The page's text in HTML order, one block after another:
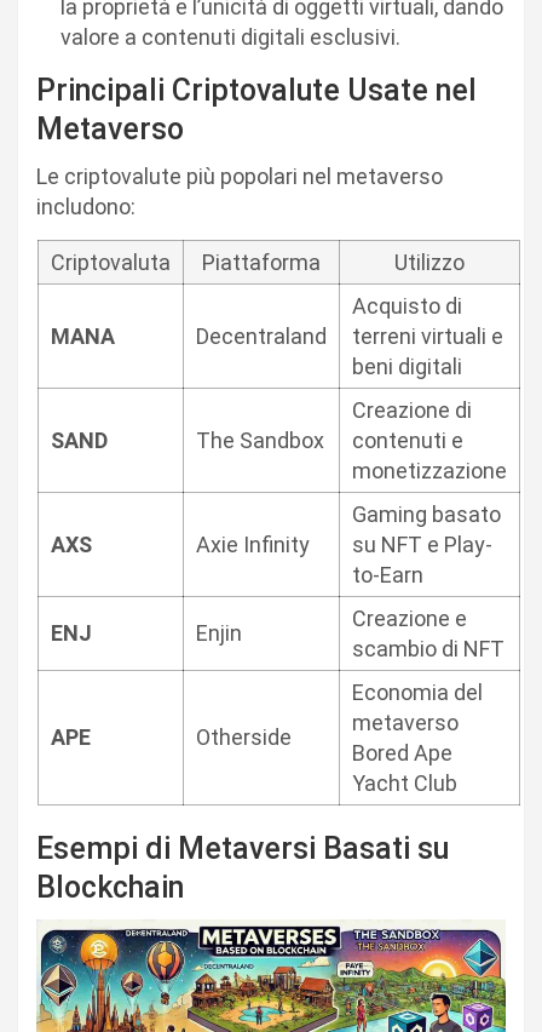
la proprietà e l’unicità di oggetti virtuali, dando
valore a contenuti digitali esclusivi.
Principali Criptovalute Usate nel
Metaverso
Le criptovalute più popolari nel metaverso
includono:
Criptovaluta Piattaforma Utilizzo
MANA Decentraland
Acquisto di
terreni virtuali e
beni digitali
SAND The Sandbox
Creazione di
contenuti e
monetizzazione
AXS Axie Infinity
Gaming basato
su NFT e Play-
to-Earn
ENJ Enjin
Creazione e
scambio di NFT
APE Otherside
Economia del
metaverso
Bored Ape
Yacht Club
Esempi di Metaversi Basati su
Blockchain